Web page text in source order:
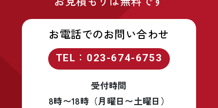
お電話でのお問い合わせ
TEL：023-674-6753
受付時間
8時〜18時（月曜日〜土曜日）